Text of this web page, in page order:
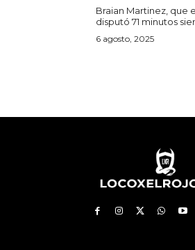
Braian Martinez, que
disputó 71 minutos
6 agosto, 2025